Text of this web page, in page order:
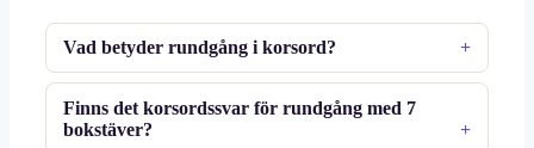
Vad betyder rundgång i korsord?
Finns det korsordssvar för rundgång med 7
bokstäver?